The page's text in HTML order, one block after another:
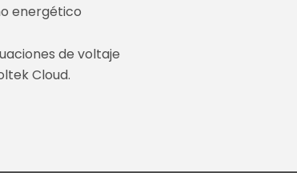
energético
de voltaje
Cloud.